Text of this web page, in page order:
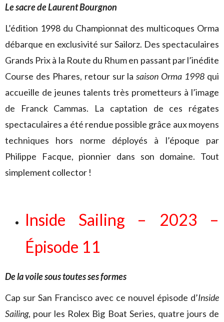
Le sacre de Laurent Bourgnon
L’édition 1998 du Championnat des multicoques Orma
débarque en exclusivité sur Sailorz. Des spectaculaires
Grands Prix à la Route du Rhum en passant par l’inédite
Course des Phares, retour sur lasaison Orma 1998 qui
accueille de jeunes talents très prometteurs à l’image
de Franck Cammas. La captation de ces régates
spectaculaires a été rendue possible grâce aux moyens
techniques hors norme déployés à l’époque par
Philippe Facque, pionnier dans son domaine. Tout
simplement collector !
Inside Sailing – 2023 –
Épisode 11
De la voile sous toutes ses formes
Cap sur San Francisco avec ce nouvel épisode d’Inside
Sailing, pour les Rolex Big Boat Series, quatre jours de